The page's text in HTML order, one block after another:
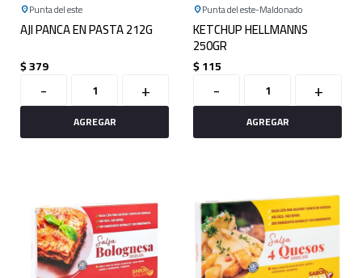
Punta del este
AJI PANCA EN PASTA 212G
$379
- +
Punta del este Maldonado
KETCHUP HELLMANNS
250GR
$115
- +